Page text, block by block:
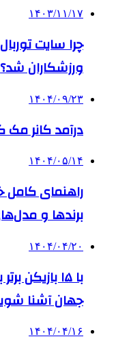
۱۴۰۳/۱۱/۱۷
چرا سایت
ورزشکاران شد؟
۱۴۰۴/۰۹/۲۳
درآمد کانر مک
۱۴۰۴/۰۵/۱۴
راهنمای کامل
برندها و
۱۴۰۴/۰۴/۲۰
جهان آشنا
۱۴۰۴/۰۴/۱۶